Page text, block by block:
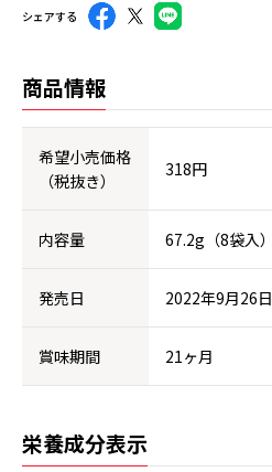
シェアする
商品情報
希望小売価格
（税抜き）
318円
内容量 67.2g（8袋入）
発売日 2022年9月26日
賞味期間 21ヶ月
栄養成分表示